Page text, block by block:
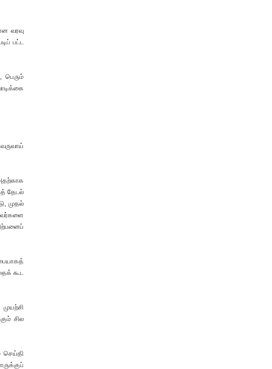
வரவு
பட்ட
பெரும்
தேடல்
முதல்
கூட
சில
செய்தி